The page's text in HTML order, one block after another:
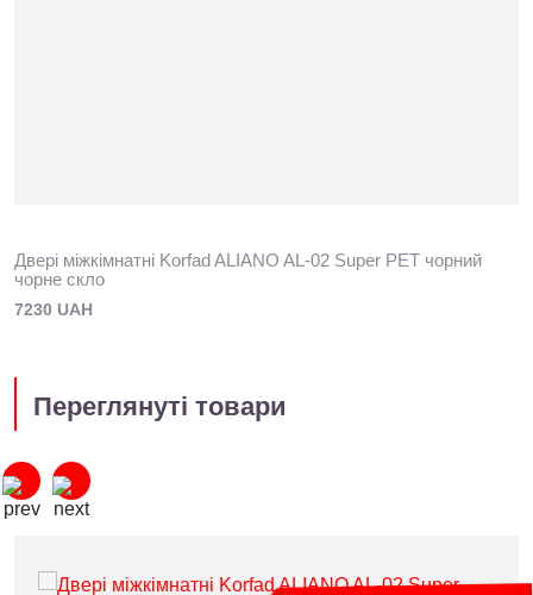
Двері міжкімнатні Korfad ALIANO AL-02 Super PET чорний
чорне скло
7230 UAH
Переглянуті товари